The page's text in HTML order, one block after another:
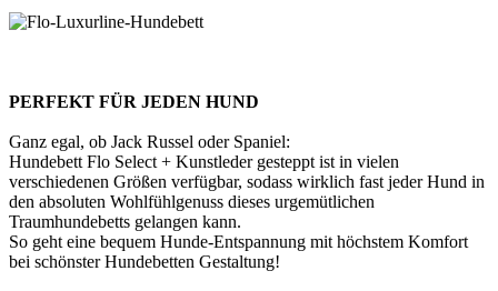
PERFEKT FÜR JEDEN HUND
Ganz egal, ob Jack Russel oder Spaniel:
Hundebett Flo Select + Kunstleder gesteppt ist in vielen
verschiedenen Größen verfügbar, sodass wirklich fast jeder Hund in
den absoluten Wohlfühlgenuss dieses urgemütlichen
Traumhundebetts gelangen kann.
So geht eine bequem Hunde-Entspannung mit höchstem Komfort
bei schönster Hundebetten Gestaltung!